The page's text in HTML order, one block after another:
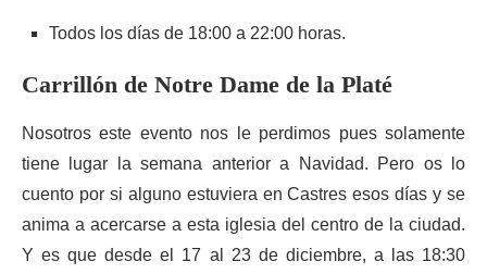
Todos los días de 18:00 a 22:00 horas.
Carrillón de Notre Dame de la Platé
Nosotros este evento nos le perdimos pues solamente
tiene lugar la semana anterior a Navidad. Pero os lo
cuento por si alguno estuviera en Castres esos días y se
anima a acercarse a esta iglesia del centro de la ciudad.
Y es que desde el 17 al 23 de diciembre, a las 18:30